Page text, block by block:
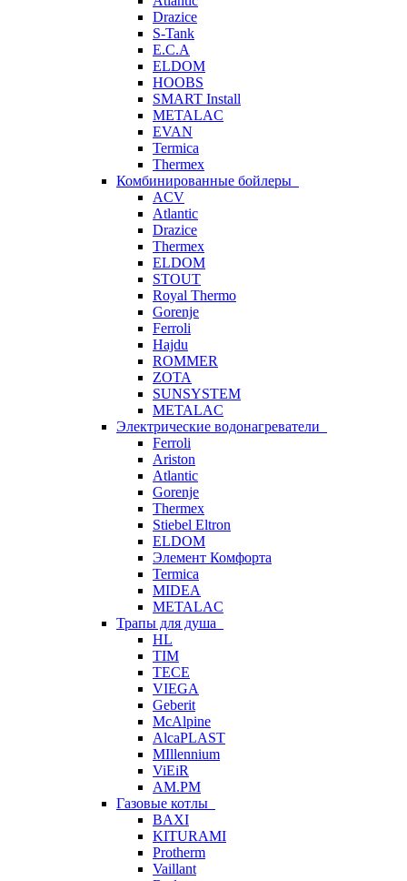
Drazice
S-Tank
E.C.A
ELDOM
HOOBS
SMART Install
METALAC
EVAN
Termica
Thermex
Комбинированные бойлеры
ACV
Atlantic
Drazice
Thermex
ELDOM
STOUT
Royal Thermo
Gorenje
Ferroli
Hajdu
ROMMER
ZOTA
SUNSYSTEM
METALAC
Электрические водонагреватели
Ferroli
Ariston
Atlantic
Gorenje
Thermex
Stiebel Eltron
ELDOM
Элемент Комфорта
Termica
MIDEA
METALAC
Трапы для душа
HL
TIM
TECE
VIEGA
Geberit
McAlpine
AlcaPLAST
MIllennium
ViEiR
AM.PM
Газовые котлы
BAXI
KITURAMI
Protherm
Vaillant